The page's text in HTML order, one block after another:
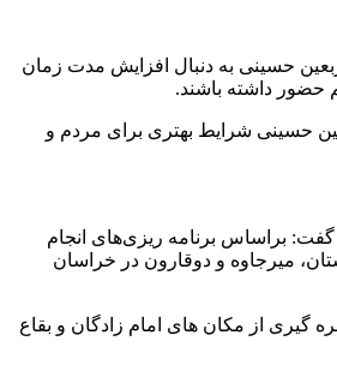
حسینی به دنبال افزایش مدت زمان
حضور داشته باشند.
حسینی شرایط بهتری برای مردم و
ارائه خدمت خواهد کرد، گفت: براساس برنامه ریزی‌های انجام
میرجاوه و دوقارون در خراسان
گیری از مکان های امام زادگان و بقاع